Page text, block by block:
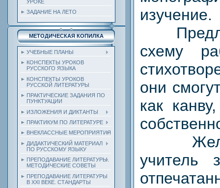
УРОКЕ
ЗАДАНИЕ НА ЛЕТО
МЕТОДИЧЕСКАЯ КОПИЛКА
УЧЕБНЫЕ ПЛАНЫ
КОНСПЕКТЫ УРОКОВ
РУССКОГО ЯЗЫКА
КОНСПЕКТЫ УРОКОВ
РУССКОЙ ЛИТЕРАТУРЫ
ПРАКТИЧЕСКИЕ ЗАДАНИЯ ПО
ПУНКТУАЦИИ
ИЗЛОЖЕНИЯ И ДИКТАНТЫ
ПРАКТИКУМ ПО ЛИТЕРАТУРЕ
ВНЕКЛАССНЫЕ МЕРОПРИЯТИЯ
ДИДАКТИЧЕСКИЙ МАТЕРИАЛ
ПО РУССКОМУ ЯЗЫКУ
ПРЕПОДАВАНИЕ ЛИТЕРАТУРЫ.
МЕТОДИЧЕСКИЕ СОВЕТЫ
ПРЕПОДАВАНИЕ ЛИТЕРАТУРЫ
В XXI ВЕКЕ. СТАНДАРТЫ
изучение.
схему
они
как
учитель